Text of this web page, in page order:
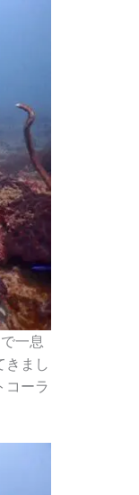
一息
きまし
コーラ